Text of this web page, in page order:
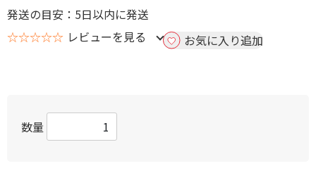
発送の目安：5日以内に発送
☆☆☆☆☆ レビューを見る お気に入り追加
数量